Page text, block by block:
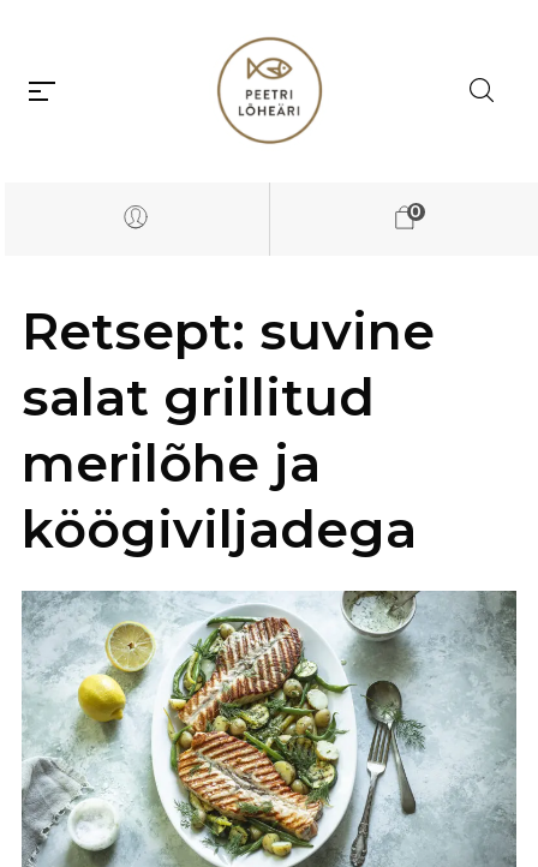
0
Retsept: suvine
salat grillitud
merilõhe ja
köögiviljadega